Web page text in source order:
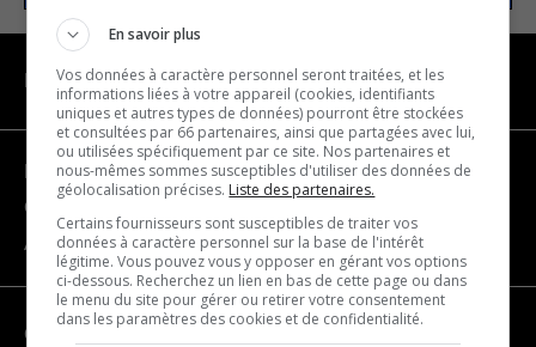
NAVIGATION
Become a partner
Contact us
About us
CATEGORIES
En savoir plus
Vos données à caractère personnel seront traitées, et les
informations liées à votre appareil (cookies, identifiants
uniques et autres types de données) pourront être stockées
et consultées par 66 partenaires, ainsi que partagées avec lui,
ou utilisées spécifiquement par ce site. Nos partenaires et
nous-mêmes sommes susceptibles d'utiliser des données de
géolocalisation précises. Liste des partenaires.
Certains fournisseurs sont susceptibles de traiter vos
données à caractère personnel sur la base de l'intérêt
légitime. Vous pouvez vous y opposer en gérant vos options
ci-dessous. Recherchez un lien en bas de cette page ou dans
le menu du site pour gérer ou retirer votre consentement
dans les paramètres des cookies et de confidentialité.